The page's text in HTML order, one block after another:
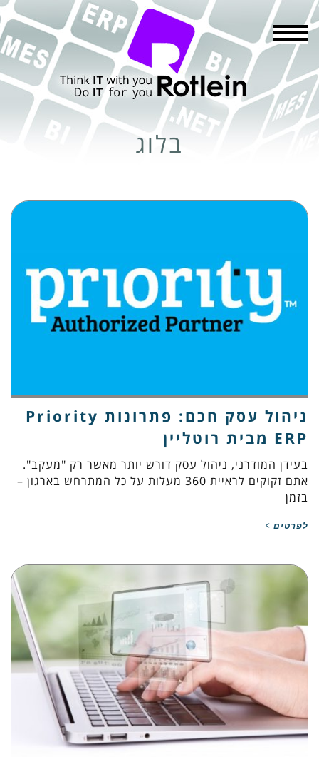
תפריט
בלוג
ניהול עסק חכם: פתרונות Priority
ERP מבית רוטליין
בעידן המודרני, ניהול עסק דורש יותר מאשר רק "מעקב".
אתם זקוקים לראיית 360 מעלות על כל המתרחש בארגון –
בזמן
לפרטים >